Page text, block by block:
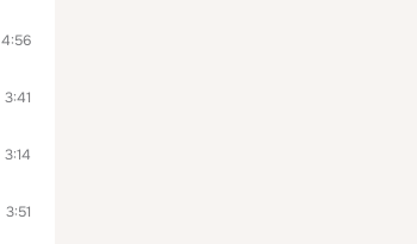
4:56
3:41
3:14
3:51